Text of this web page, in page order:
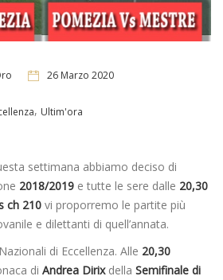
26 Marzo 2020
, Ultim'ora
settimana abbiamo deciso di
2018/2019 e tutte le sere dalle 20,30
ch 210 vi proporremo le partite più
e dilettanti di quell’annata.
di Eccellenza. Alle 20,30
di Andrea Dirixdella Semifinale di